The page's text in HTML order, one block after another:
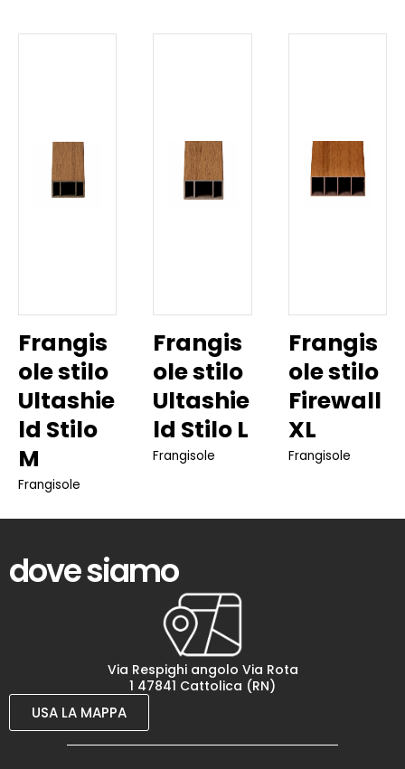
Frangis
ole stilo
Ultashie
ld Stilo
M
Frangisole
Frangis
ole stilo
Ultashie
ld Stilo L
Frangisole
Frangis
ole stilo
Firewall
XL
Frangisole
dove siamo
Via Respighi angolo Via Rota
1 47841 Cattolica (RN)
USA LA MAPPA